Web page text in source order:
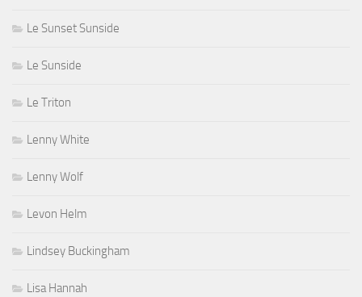
Le Sunset Sunside
Le Sunside
Le Triton
Lenny White
Lenny Wolf
Levon Helm
Lindsey Buckingham
Lisa Hannah